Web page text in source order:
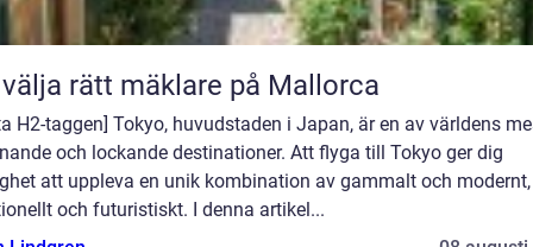
rätt mäklare på Mallorca
H2-taggen] Tokyo, huvudstaden i Japan, är en av världens
och lockande destinationer. Att flyga till Tokyo ger dig
att uppleva en unik kombination av gammalt och modernt,
och futuristiskt. I denna artikel...